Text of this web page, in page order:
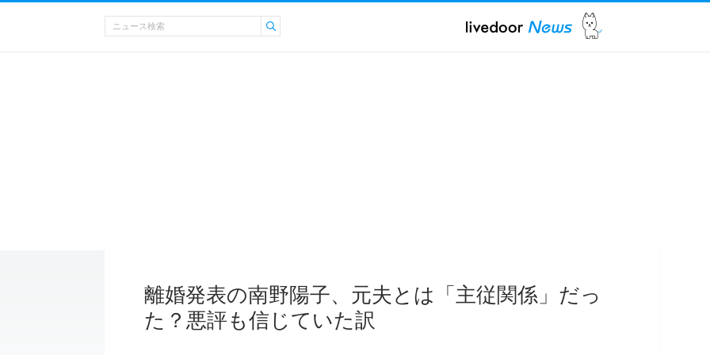
離婚発表の南野陽子、元夫とは「主従関係」だっ
た？悪評も信じていた訳